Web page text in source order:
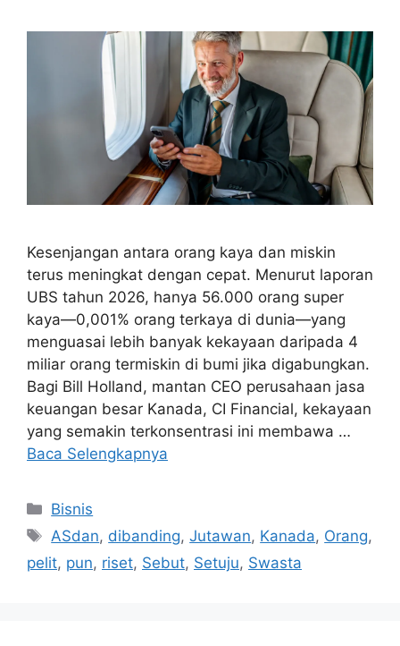
Kesenjangan antara orang kaya dan miskin
terus meningkat dengan cepat. Menurut laporan
UBS tahun 2026, hanya 56.000 orang super
kaya—0,001% orang terkaya di dunia—yang
menguasai lebih banyak kekayaan daripada 4
miliar orang termiskin di bumi jika digabungkan.
Bagi Bill Holland, mantan CEO perusahaan jasa
keuangan besar Kanada, CI Financial, kekayaan
yang semakin terkonsentrasi ini membawa …
Baca Selengkapnya
Kategori
Bisnis
Tag
ASdan, dibanding,Jutawan, Kanada, Orang,
pelit, pun, riset, Sebut, Setuju, Swasta